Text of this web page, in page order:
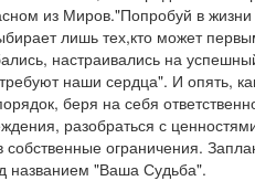
из Миров."Попробуй в жизни
лишь тех,кто может
настраивались на
наши сердца". И опять,
беря на себя
разобраться с
ограничения.
названием "Ваша Судьба".